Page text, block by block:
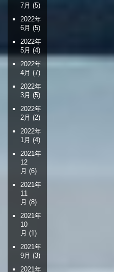
7月 (5)
2022年
6月 (5)
2022年
5月 (4)
2022年
4月 (7)
2022年
3月 (5)
2022年
2月 (2)
2022年
1月 (4)
2021年
12
月 (6)
2021年
11
月 (8)
2021年
10
月 (1)
2021年
9月 (3)
2021年